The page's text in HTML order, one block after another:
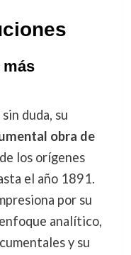
duda, su
obra de
los orígenes
el año 1891.
por su
analítico,
y su